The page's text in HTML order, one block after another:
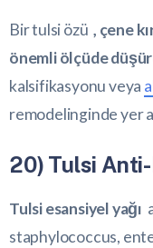
Bir tulsi özü , çene
önemli ölçüde
kalsifikasyonu veya
remodelinginde yer
20) Tulsi
Tulsi esansiyel yağı
staphylococcus,